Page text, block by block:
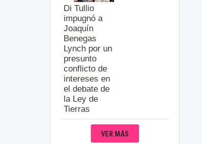
Di Tullio
impugnó a
Joaquín
Benegas
Lynch por un
presunto
conflicto de
intereses en
el debate de
la Ley de
Tierras
VER MÁS